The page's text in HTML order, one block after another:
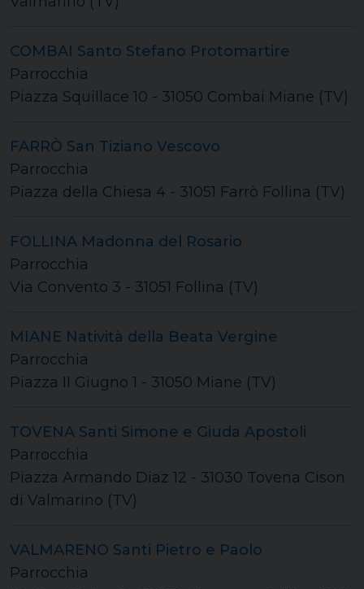
COMBAI Santo Stefano Protomartire
Parrocchia
Piazza Squillace 10 - 31050 Combai Miane (TV)
FARRÒ San Tiziano Vescovo
Parrocchia
Piazza della Chiesa 4 - 31051 Farrò Follina (TV)
FOLLINA Madonna del Rosario
Parrocchia
Via Convento 3 - 31051 Follina (TV)
MIANE Natività della Beata Vergine
Parrocchia
Piazza II Giugno 1 - 31050 Miane (TV)
TOVENA Santi Simone e Giuda Apostoli
Parrocchia
Piazza Armando Diaz 12 - 31030 Tovena Cison
di Valmarino (TV)
VALMARENO Santi Pietro e Paolo
Parrocchia